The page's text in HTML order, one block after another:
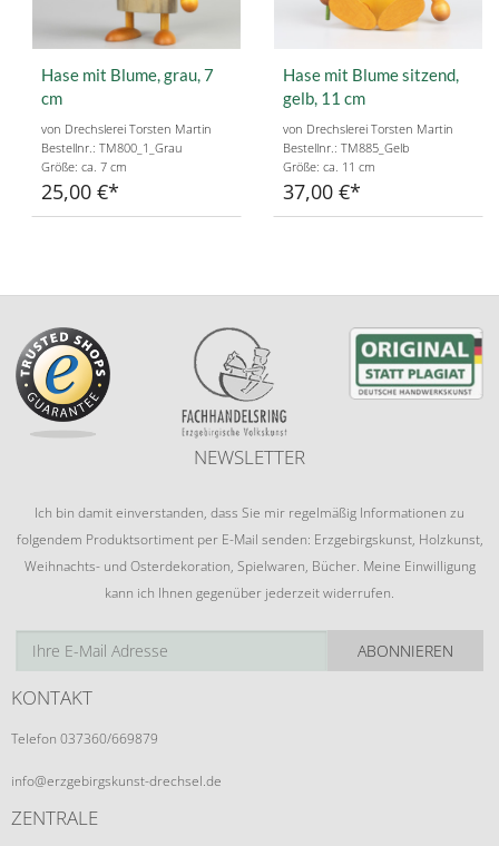
Hase mit Blume, grau, 7
cm
von Drechslerei Torsten Martin
Bestellnr.: TM800_1_Grau
Größe: ca. 7 cm
25,00 €
Hase mit Blume sitzend,
gelb, 11 cm
von Drechslerei Torsten Martin
Bestellnr.: TM885_Gelb
Größe: ca. 11 cm
37,00 €
NEWSLETTER
Ich bin damit einverstanden, dass Sie mir regelmäßig Informationen zu
folgendem Produktsortiment per E-Mail senden: Erzgebirgskunst, Holzkunst,
Weihnachts- und Osterdekoration, Spielwaren, Bücher. Meine Einwilligung
kann ich Ihnen gegenüber jederzeit widerrufen.
ABONNIEREN
KONTAKT
Telefon 037360/669879
info@erzgebirgskunst-drechsel.de
ZENTRALE